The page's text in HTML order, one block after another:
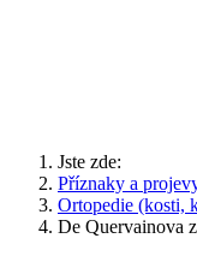
Jste zde:
Příznaky a
Ortopedie (kosti,
De Quervainova